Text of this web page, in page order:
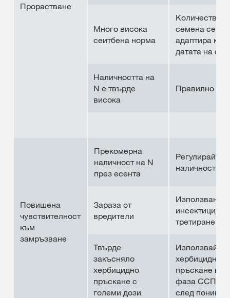
Прорастване
Много висока
сеитбена норма
семена се
адаптира към
датата на
Наличността на
N е твърде
висока
Правилно
Повишена
чувствителност
към
замръзване
Прекомерна
наличност на N
през есента
Регулирайте
наличност
Зараза от
вредители
Използване
инсектицидно
третиране
Твърде
закъсняло
хербицидно
пръскане с
големи дози
Използвайте
хербицидно
пръскане във
фаза ССПП
след